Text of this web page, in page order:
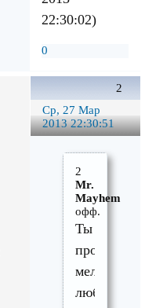
22:30:02)
0
2
Ср, 27 Мар
2013 22:30:51
2
Mr.
Mayhem
офф.
Ты
просто
меломан-
любитель